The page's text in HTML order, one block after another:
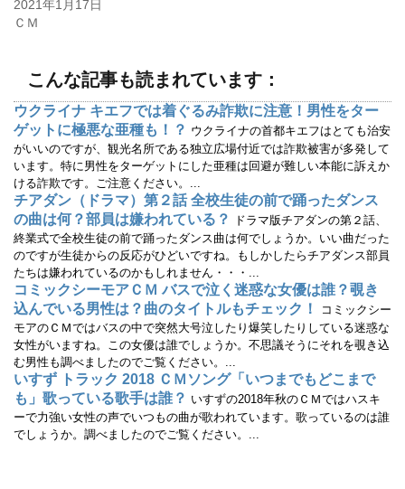
ン
ま
す
だ
い
ウ
ィ
ン
ド
ウ
で
開
き
ま
2021年1月17日
ＣＭ
こんな記事も読まれています：
ウクライナ キエフでは着ぐるみ詐欺に注意！男性をター
ゲットに極悪な亜種も！？ ウクライナの首都キエフはとても治安
がいいのですが、観光名所である独立広場付近では詐欺被害が多発して
います。特に男性をターゲットにした亜種は回避が難しい本能に訴えか
ける詐欺です。ご注意ください。...
チアダン（ドラマ）第２話 全校生徒の前で踊ったダンス
の曲は何？部員は嫌われている？
ドラマ版チアダンの第２話、
終業式で全校生徒の前で踊ったダンス曲は何でしょうか。いい曲だった
のですが生徒からの反応がひどいですね。もしかしたらチアダンス部員
たちは嫌われているのかもしれません・・・...
コミックシーモアＣＭ バスで泣く迷惑な女優は誰？覗き
込んでいる男性は？曲のタイトルもチェック！
コミックシー
モアのＣＭではバスの中で突然大号泣したり爆笑したりしている迷惑な
女性がいますね。この女優は誰でしょうか。不思議そうにそれを覗き込
む男性も調べましたのでご覧ください。...
いすず トラック 2018 ＣＭソング「いつまでもどこまで
も」歌っている歌手は誰？ いすずの2018年秋のＣＭではハスキ
ーで力強い女性の声でいつもの曲が歌われています。歌っているのは誰
でしょうか。調べましたのでご覧ください。...